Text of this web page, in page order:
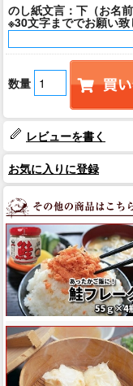
のし紙文言：下（お名前
※30文字まででお願い致
数量
レビューを書く
お気に入りに登録